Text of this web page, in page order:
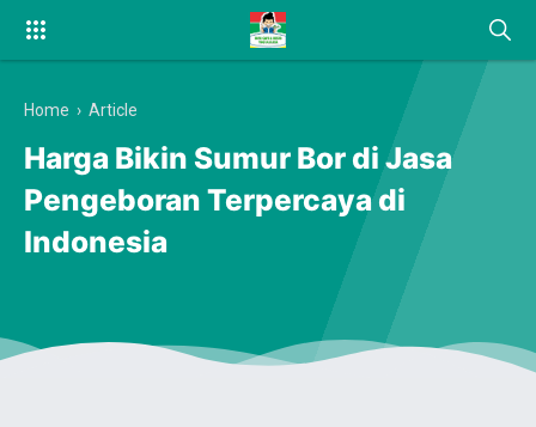
Home › Article
Harga Bikin Sumur Bor di Jasa
Pengeboran Terpercaya di
Indonesia